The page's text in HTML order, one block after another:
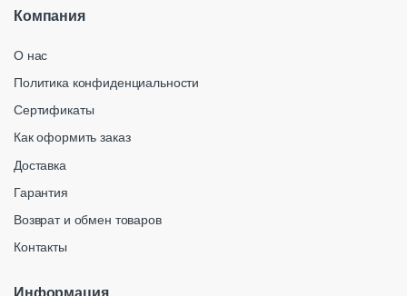
Компания
О нас
Политика конфиденциальности
Сертификаты
Как оформить заказ
Доставка
Гарантия
Возврат и обмен товаров
Контакты